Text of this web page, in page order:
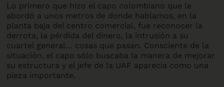
Lo primero que hizo el capo colombiano que le
abordó a unos metros de donde hablamos, en la
planta baja del centro comercial, fue reconocer la
derrota, la pérdida del dinero, la intrusión a su
cuartel general… cosas que pasan. Consciente de la
situación, el capo sólo buscaba la manera de mejorar
su estructura y el jefe de la UAF aparecía como una
pieza importante.